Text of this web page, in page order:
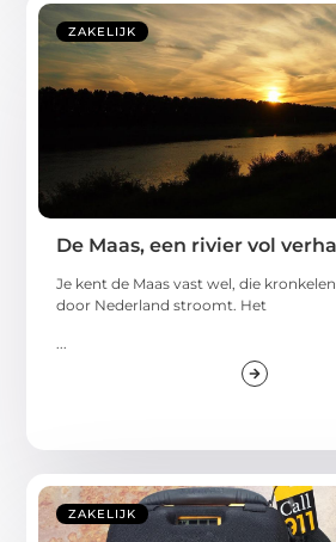
ZAKELIJK
De Maas, een rivier vol
Je kent de Maas vast wel, die
door Nederland stroomt. Het
...
ZAKELIJK